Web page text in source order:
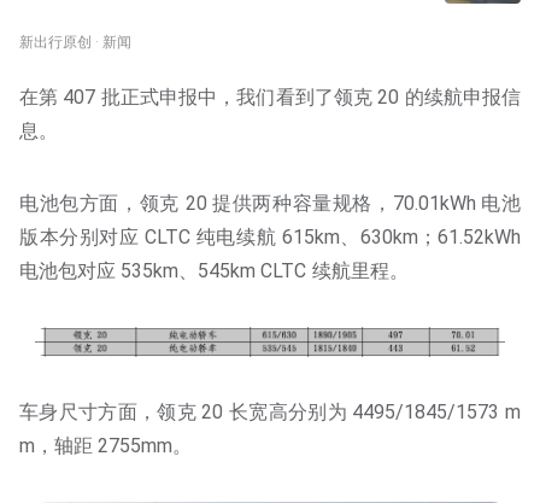
新出行原创 · 新闻
在第 407 批正式申报中，我们看到了领克 20 的续航申报信
息。
电池包方面，领克 20 提供两种容量规格，70.01kWh 电池
版本分别对应 CLTC 纯电续航 615km、630km；61.52kWh
电池包对应 535km、545km CLTC 续航里程。
车身尺寸方面，领克 20 长宽高分别为 4495/1845/1573 m
m，轴距 2755mm。